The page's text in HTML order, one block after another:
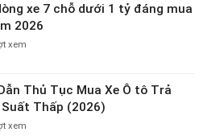
xe 7 chỗ dưới 1 tỷ đáng mua
2026
xem
Thủ Tục Mua Xe Ô tô Trả
Suất Thấp (2026)
xem